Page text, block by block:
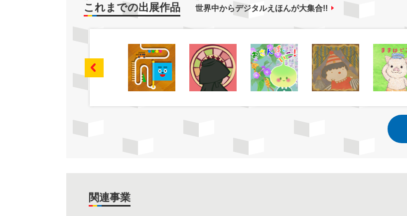
これまでの出展作品 世界中からデジタルえほんが大集合!!
関連事業